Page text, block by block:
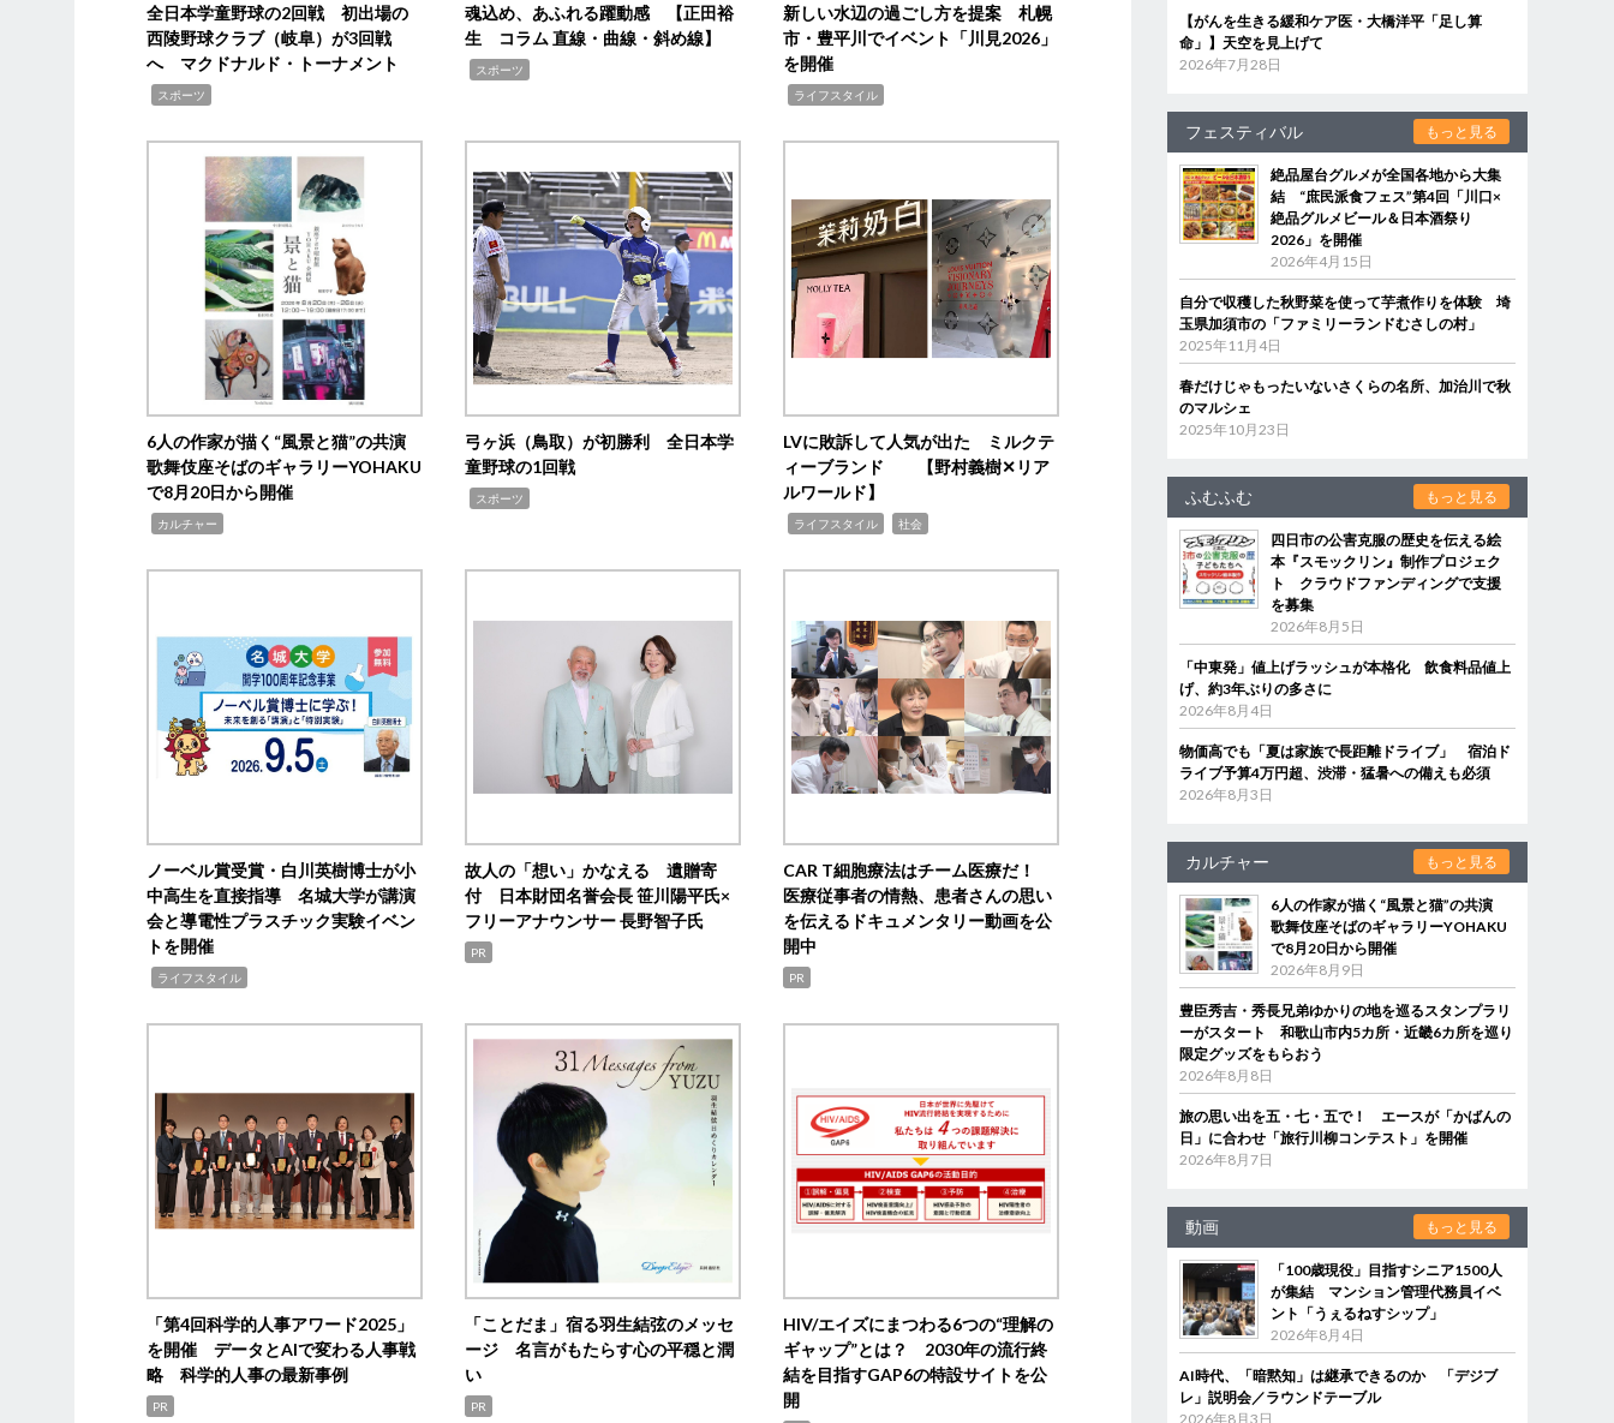
全日本学童野球の2回戦 初出場の
西陵野球クラブ（岐阜）が3回戦
へ マクドナルド・トーナメント
スポーツ
魂込め、あふれる躍動感 【正田裕
生 コラム 直線・曲線・斜め線】
スポーツ
新しい水辺の過ごし方を提案 札幌
市・豊平川でイベント「川見2026」
を開催
ライフスタイル
6人の作家が描く“風景と猫”の共演
歌舞伎座そばのギャラリーYOHAKU
で8月20日から開催
カルチャー
弓ヶ浜（鳥取）が初勝利 全日本学
童野球の1回戦
スポーツ
LVに敗訴して人気が出た ミルクテ
ィーブランド 【野村義樹✕リア
ルワールド】
ライフスタイル 社会
ノーベル賞受賞・白川英樹博士が小
中高生を直接指導 名城大学が講演
会と導電性プラスチック実験イベン
トを開催
ライフスタイル
故人の「想い」かなえる 遺贈寄
付 日本財団名誉会長 笹川陽平氏×
フリーアナウンサー 長野智子氏
PR
CAR T細胞療法はチーム医療だ！
医療従事者の情熱、患者さんの思い
を伝えるドキュメンタリー動画を公
開中
PR
「第4回科学的人事アワード2025」
を開催 データとAIで変わる人事戦
略 科学的人事の最新事例
PR
「ことだま」宿る羽生結弦のメッセ
ージ 名言がもたらす心の平穏と潤
い
PR
HIV/エイズにまつわる6つの“理解の
ギャップ”とは？ 2030年の流行終
結を目指すGAP6の特設サイトを公
開
【がんを生きる緩和ケア医・大橋洋平「足し算
命」】天空を見上げて
2026年7月28日
フェスティバル もっと見る
絶品屋台グルメが全国各地から大集
結 “庶民派食フェス”第4回「川口×
絶品グルメビール＆日本酒祭り
2026」を開催
2026年4月15日
自分で収穫した秋野菜を使って芋煮作りを体験 埼
玉県加須市の「ファミリーランドむさしの村」
2025年11月4日
春だけじゃもったいないさくらの名所、加治川で秋
のマルシェ
2025年10月23日
ふむふむ もっと見る
四日市の公害克服の歴史を伝える絵
本『スモックリン』制作プロジェク
ト クラウドファンディングで支援
を募集
2026年8月5日
「中東発」値上げラッシュが本格化 飲食料品値上
げ、約3年ぶりの多さに
2026年8月4日
物価高でも「夏は家族で長距離ドライブ」 宿泊ド
ライブ予算4万円超、渋滞・猛暑への備えも必須
2026年8月3日
カルチャー もっと見る
6人の作家が描く“風景と猫”の共演
歌舞伎座そばのギャラリーYOHAKU
で8月20日から開催
2026年8月9日
豊臣秀吉・秀長兄弟ゆかりの地を巡るスタンプラリ
ーがスタート 和歌山市内5カ所・近畿6カ所を巡り
限定グッズをもらおう
2026年8月8日
旅の思い出を五・七・五で！ エースが「かばんの
日」に合わせ「旅行川柳コンテスト」を開催
2026年8月7日
動画 もっと見る
「100歳現役」目指すシニア1500人
が集結 マンション管理代務員イベ
ント「うぇるねすシップ」
2026年8月4日
AI時代、「暗黙知」は継承できるのか 「デジブ
レ」説明会／ラウンドテーブル
2026年8月3日